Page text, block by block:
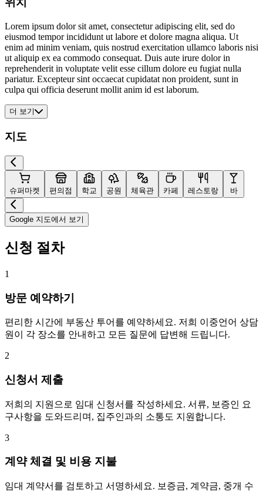
Lorem ipsum dolor sit amet, consectetur adipiscing elit, sed do
eiusmod tempor incididunt ut labore et dolore magna aliqua. Ut
enim ad minim veniam, quis nostrud exercitation ullamco laboris nisi
ut aliquip ex ea commodo consequat. Duis aute irure dolor in
reprehenderit in voluptate velit esse cillum dolore eu fugiat nulla
pariatur. Excepteur sint occaecat cupidatat non proident, sunt in
culpa qui officia deserunt mollit anim id est laborum.
더 보기
지도
슈퍼마켓 편의점 학교 공원 체육관 카페 레스토랑 바
Google 지도에서 보기
신청 절차
1
방문 예약하기
편리한 시간에 부동산 투어를 예약하세요. 저희 이중언어 상담
원이 각 장소를 안내하고 모든 질문에 답변해 드립니다.
2
신청서 제출
저희의 지원으로 임대 신청서를 작성하세요. 서류, 보증인 요
구사항을 도와드리며, 집주인과의 소통도 지원합니다.
3
계약 체결 및 비용 지불
임대 계약서를 검토하고 서명하세요. 보증금, 계약금, 중개 수